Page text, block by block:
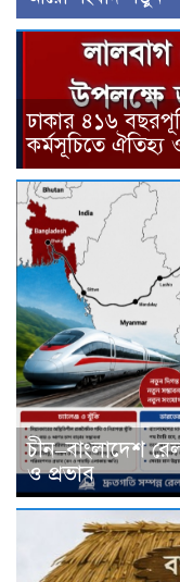
ঢাকার ৪১৬
কর্মসূচিতে
চীন–বাংলাদেশ
ও প্রভাব